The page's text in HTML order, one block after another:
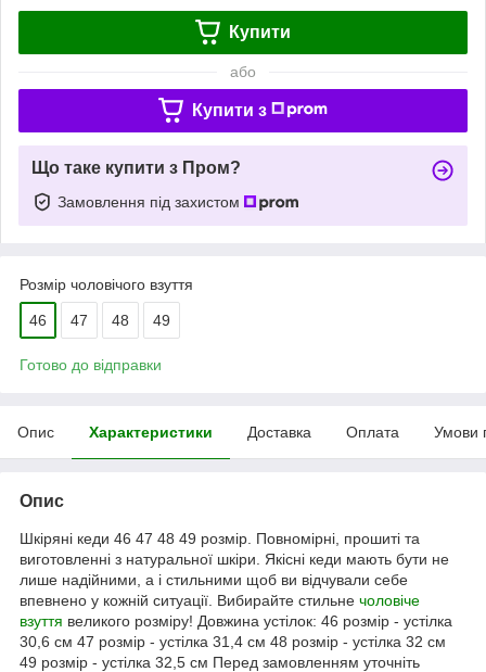
Купити
або
Купити з
Що таке купити з Пром?
Замовлення під захистом
Розмір чоловічого взуття
46 47 48 49
Готово до відправки
Опис Характеристики Доставка Оплата Умови
Опис
Шкіряні кеди 46 47 48 49 розмір. Повномірні, прошиті та
виготовленні з натуральної шкіри. Якісні кеди мають бути не
лише надійними, а і стильними щоб ви відчували себе
впевнено у кожній ситуації. Вибирайте стильне чоловіче
взуття великого розміру! Довжина устілок: 46 розмір - устілка
30,6 см 47 розмір - устілка 31,4 см 48 розмір - устілка 32 см
49 розмір - устілка 32,5 см Перед замовленням уточніть